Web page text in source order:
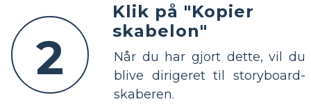
2
Klik på "Kopier
skabelon"
Når du har gjort dette, vil du
blive dirigeret til storyboard-
skaberen.